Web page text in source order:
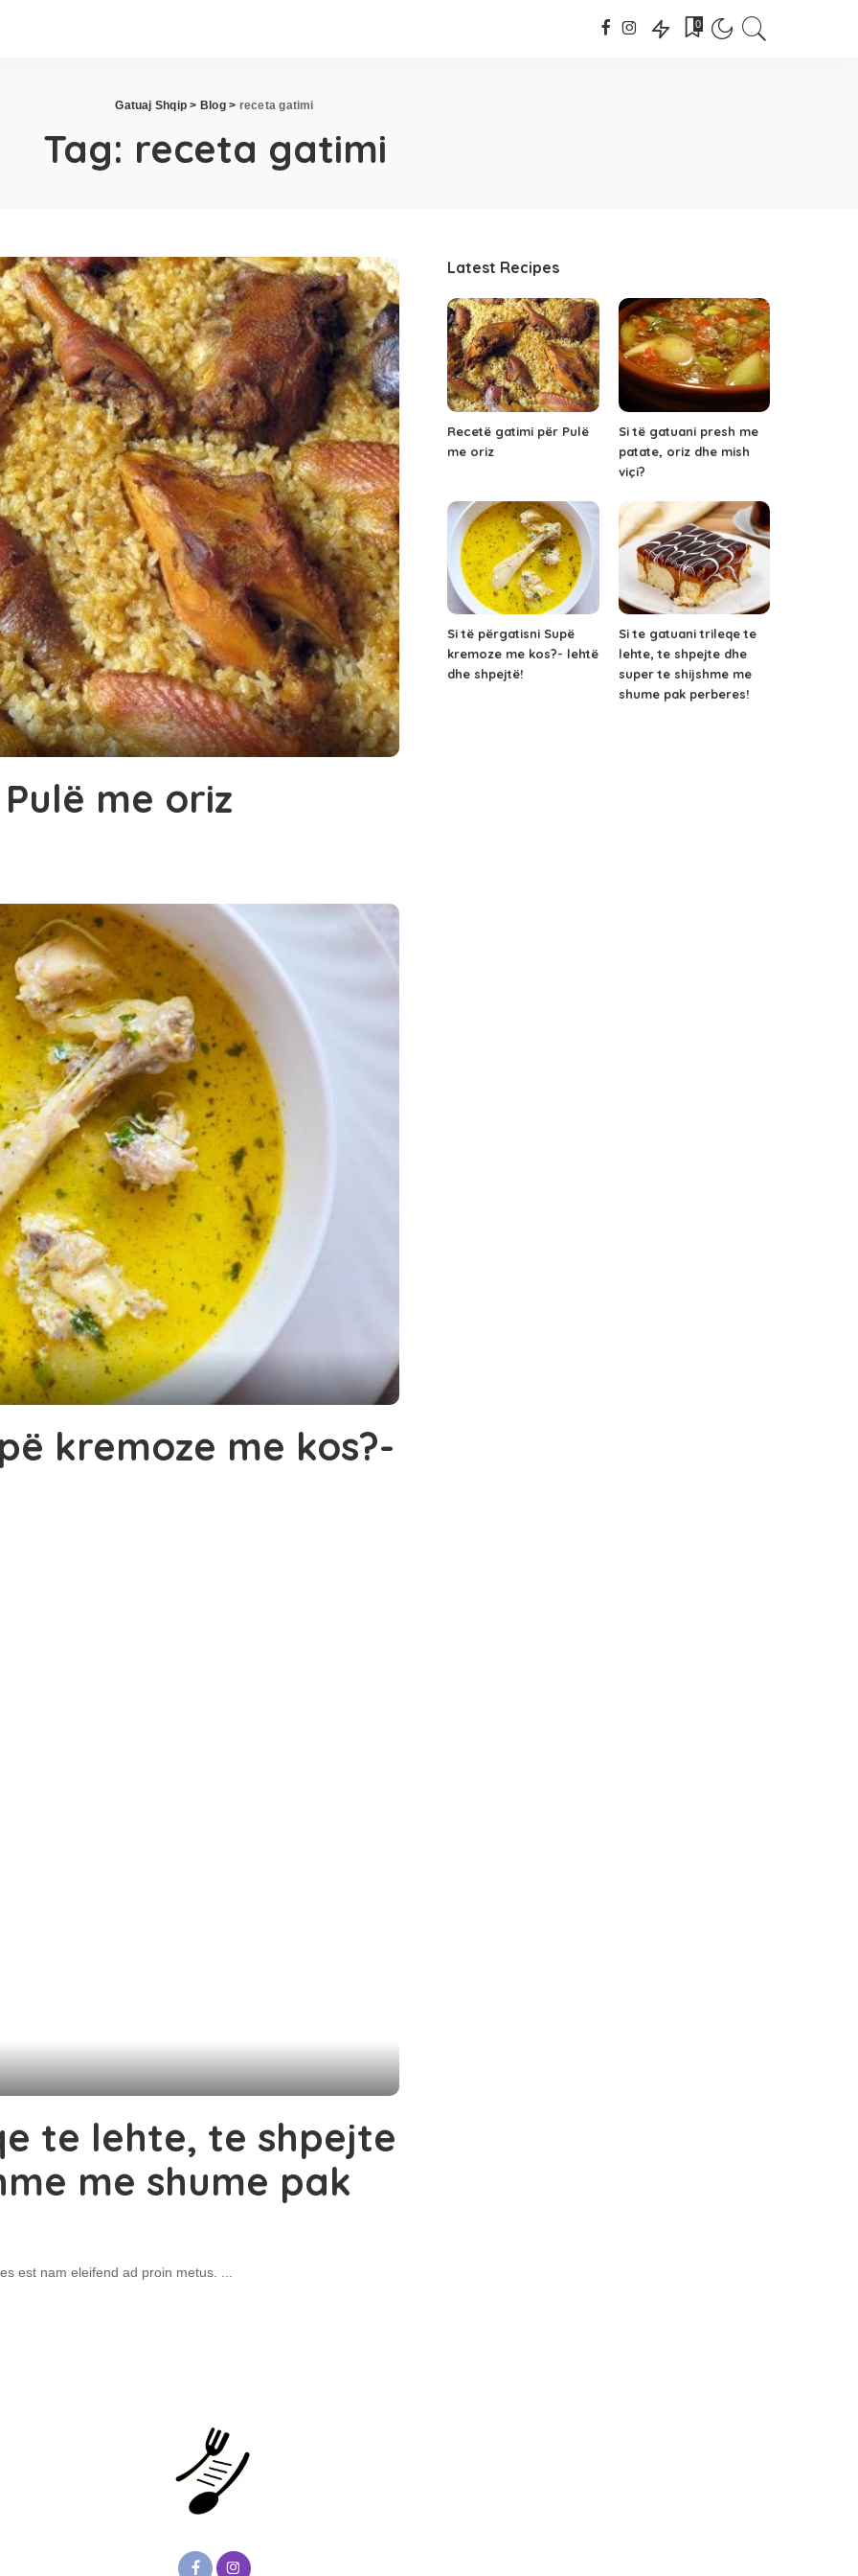
0
Gatuaj Shqip > Blog> receta gatimi
Tag: receta gatimi
me oriz
kremoze me kos?-
te lehte, te shpejte
me shume pak
est nam eleifend ad proin metus. ...
Latest Recipes
Recetë gatimi për Pulë
me oriz
Si të gatuani presh me
patate, oriz dhe mish
viçi?
Si të përgatisni Supë
kremoze me kos?- lehtë
dhe shpejtë!
Si te gatuani trileqe te
lehte, te shpejte dhe
super te shijshme me
shume pak perberes!